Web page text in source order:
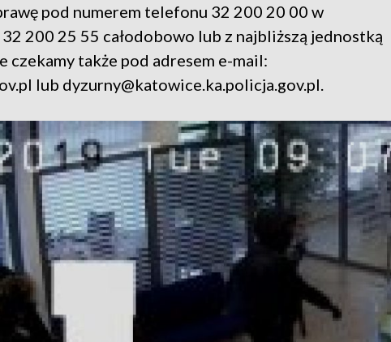
pod numerem telefonu 32 200 20 00 w
200 25 55 całodobowo lub z najbliższą jednostką
także pod adresem e-mail:
lub dyzurny@katowice.ka.policja.gov.pl.